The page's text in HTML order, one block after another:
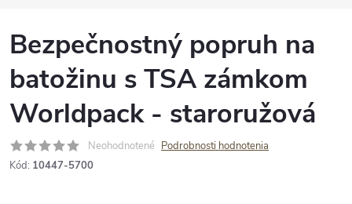
Bezpečnostný popruh na
batožinu s TSA zámkom
Worldpack - staroružová
Neohodnotené Podrobnosti hodnotenia
Kód: 10447-5700